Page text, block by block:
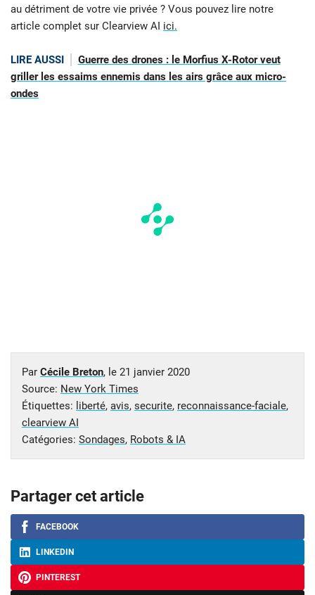
au détriment de votre vie privée ? Vous pouvez lire notre
article complet sur Clearview AI ici.
LIRE AUSSI
Guerre des drones : le Morfius X-Rotor veut
griller les essaims ennemis dans les airs grâce aux micro-
ondes
Par Cécile Breton, le 21 janvier 2020
Source: New York Times
Étiquettes: liberté, avis, securite, reconnaissance-faciale,
clearview AI
Catégories: Sondages, Robots & IA
Partager cet article
FACEBOOK
LINKEDIN
PINTEREST